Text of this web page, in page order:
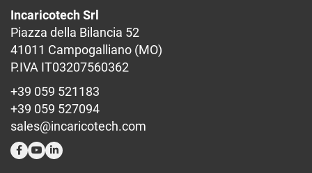
Incaricotech Srl
Piazza della Bilancia 52
41011 Campogalliano (MO)
P.IVA IT03207560362
+39 059 521183
+39 059 527094
sales@incaricotech.com